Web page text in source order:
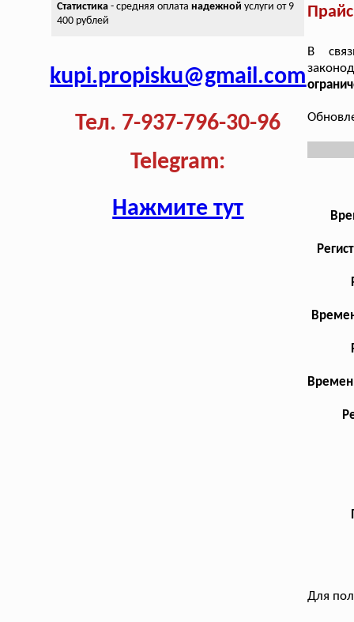
Статистика- средняя оплата надежной услуги от 9
400 рублей
kupi.propisku@gmail.com
Тел. 7-937-796-30-96
Telegram:
Нажмите тут
В
Для